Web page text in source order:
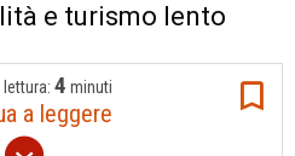
e turismo lento
4 minuti
a leggere